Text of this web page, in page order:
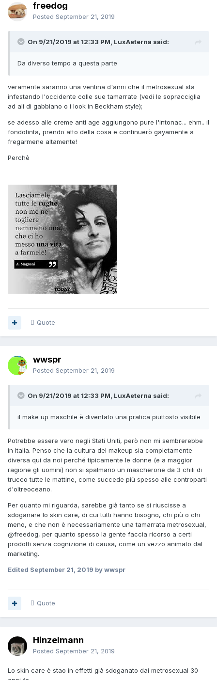
freedog
Posted September 21, 2019
On 9/21/2019 at 12:33 PM, LuxAeterna said:
Da diverso tempo a questa parte
veramente saranno una ventina d'anni che il metrosexual sta
infestando l'occidente colle sue tamarrate (vedi le sopracciglia
ad ali di gabbiano o i look in Beckham style);
se adesso alle creme anti age aggiungono pure l'intonac... ehm.. il
fondotinta, prendo atto della cosa e continuerò gayamente a
fregarmene altamente!
Perchè
Quote
wwspr
Posted September 21, 2019
On 9/21/2019 at 12:33 PM, LuxAeterna said:
il make up maschile è diventato una pratica piuttosto visibile
Potrebbe essere vero negli Stati Uniti, però non mi sembrerebbe
in Italia. Penso che la cultura del makeup sia completamente
diversa qui da noi perché tipicamente le donne (e a maggior
ragione gli uomini) non si spalmano un mascherone da 3 chili di
trucco tutte le mattine, come succede più spesso alle controparti
d'oltreoceano.
Per quanto mi riguarda, sarebbe già tanto se si riuscisse a
sdoganare lo skin care, di cui tutti hanno bisogno, chi più o chi
meno, e che non è necessariamente una tamarrata metrosexual,
@freedog, per quanto spesso la gente faccia ricorso a certi
prodotti senza cognizione di causa, come un vezzo animato dal
marketing.
Edited September 21, 2019 by wwspr
Quote
Hinzelmann
Posted September 21, 2019
Lo skin care è stao in effetti già sdoganato dai metrosexual 30